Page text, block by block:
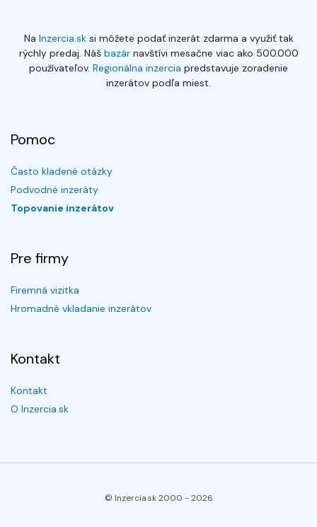
Na Inzercia.sksi môžete podať inzerát zdarma a využiť tak
rýchly predaj. Náš bazárnavštívi mesačne viac ako 500.000
používateľov. Regionálna inzercia predstavuje zoradenie
inzerátov podľa miest.
Pomoc
Často kladené otázky
Podvodné inzeráty
Topovanie inzerátov
Pre firmy
Firemná vizitka
Hromadné vkladanie inzerátov
Kontakt
Kontakt
O Inzercia.sk
© Inzercia.sk 2000 -2026